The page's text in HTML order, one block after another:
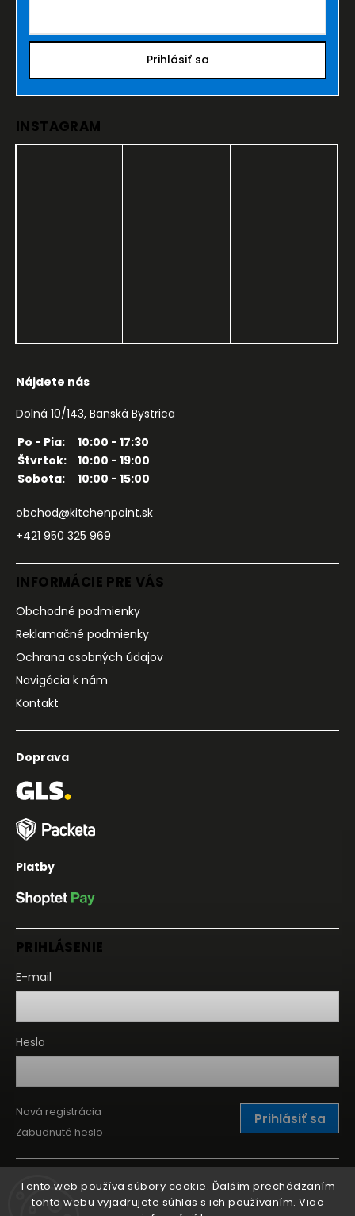
Tento web používa súbory cookie. Ďalším prechádzaním
tohto webu vyjadrujete súhlas s ich používaním. Viac
Prihlásiť sa
INSTAGRAM
Nájdete nás
Dolná 10/143, Banská Bystrica
Po - Pia:
10:00 - 17:30
Štvrtok:
10:00 - 19:00
Sobota:
10:00 - 15:00
obchod@kitchenpoint.sk
+421 950 325 969
INFORMÁCIE PRE VÁS
Obchodné podmienky
Reklamačné podmienky
Ochrana osobných údajov
Navigácia k nám
Kontakt
Doprava
Platby
PRIHLÁSENIE
E-mail
Heslo
Prihlásiť sa
Nová registrácia
Zabudnuté heslo